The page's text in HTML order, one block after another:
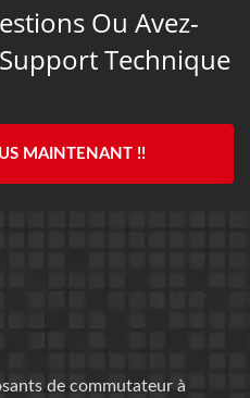
Ou Avez-
Technique
MAINTENANT !!
de commutateur à